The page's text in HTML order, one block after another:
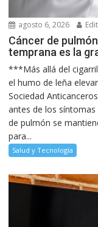
agosto 6, 2026
Cáncer de
temprana es la
***Más allá del
el humo de leña
Sociedad
antes de los síntomas
de pulmón se
para...
Salud y Tecnología